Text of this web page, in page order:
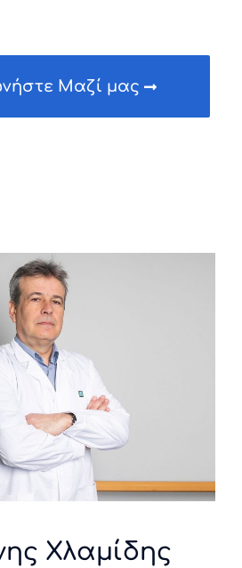
Μαζί μας
Χλαμίδης